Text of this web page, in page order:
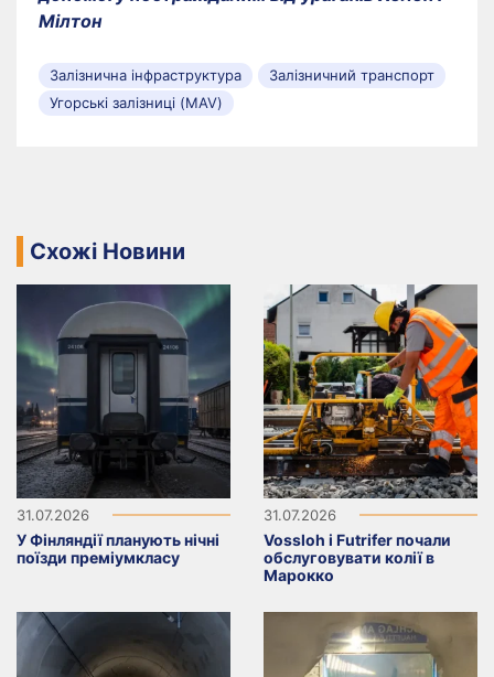
Мілтон
Залізнична інфраструктура
Залізничний транспорт
Угорські залізниці (MAV)
Схожі Новини
31.07.2026
У Фінляндії планують нічні
поїзди преміумкласу
31.07.2026
Vossloh і Futrifer почали
обслуговувати колії в
Марокко